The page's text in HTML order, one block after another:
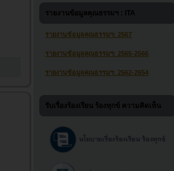
รายงานข้อมูลคุณธรรมฯ : ITA
รายงานข้อมูลคุณธรรมฯ: 2567
รายงานข้อมูลคุณธรรมฯ: 2565-2566
รายงานข้อมูลคุณธรรมฯ: 2562-2654
รับเรื่องร้องเรียน ร้องทุกข์ ความคิดเห็น